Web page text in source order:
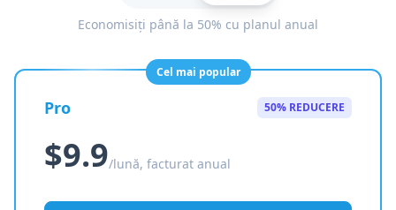
Economisiți până la 50% cu planul anual
Cel mai popular
Pro 50% REDUCERE
$9.9/lună, facturat anual